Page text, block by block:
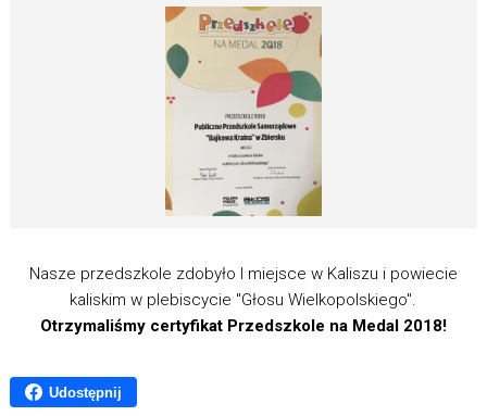
Nasze przedszkole zdobyło I miejsce w Kaliszu i powiecie
kaliskim w plebiscycie "Głosu Wielkopolskiego".
Otrzymaliśmy certyfikat Przedszkole na Medal 2018!
Udostępnij